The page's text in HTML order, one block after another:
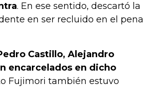
. En ese sentido, descartó la
en ser recluido en el penal
Castillo, Alejandro
encarcelados en dicho
Fujimori también estuvo